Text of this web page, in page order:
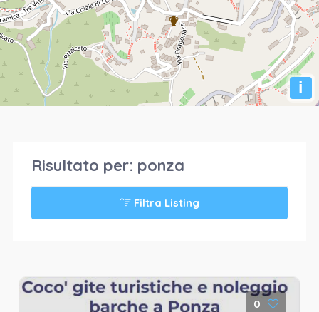
i
Risultato per: ponza
Filtra Listing
0